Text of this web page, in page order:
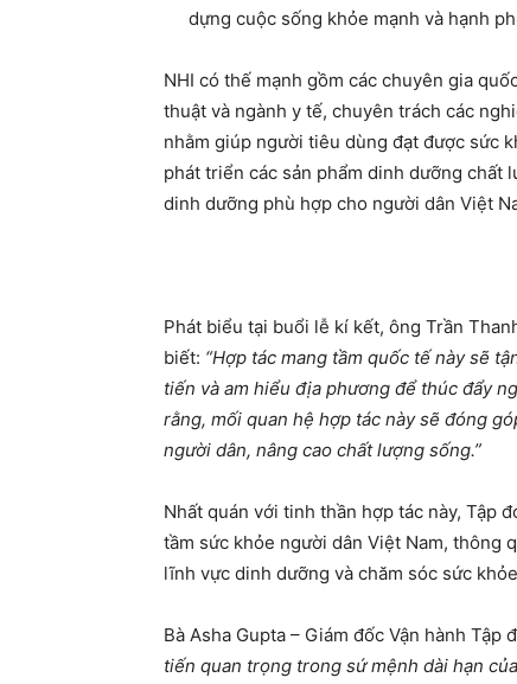
dựng cuộc sống khỏe mạnh và hạnh
NHI có thế mạnh gồm các chuyên gia
thuật và ngành y tế, chuyên trách các
nhằm giúp người tiêu dùng đạt được sức
phát triển các sản phẩm dinh dưỡng chất
dinh dưỡng phù hợp cho người dân Việt
Phát biểu tại buổi lễ kí kết, ông Trần
biết: “Hợp tác mang tầm quốc tế này sẽ
tiến và am hiểu địa phương để thúc đẩy
rằng, mối quan hệ hợp tác này sẽ đóng
người dân, nâng cao chất lượng sống.”
Nhất quán với tinh thần hợp tác này, Tập
tầm sức khỏe người dân Việt Nam, thông
lĩnh vực dinh dưỡng và chăm sóc sức
Bà Asha Gupta – Giám đốc Vận hành Tập
tiến quan trọng trong sứ mệnh dài hạn